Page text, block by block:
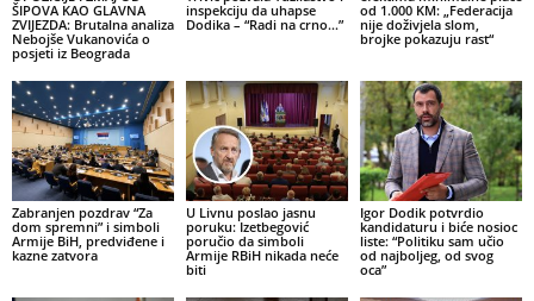
ŠIPOVA KAO GLAVNA
ZVIJEZDA: Brutalna analiza
Nebojše Vukanovića o
posjeti iz Beograda
inspekciju da uhapse
Dodika – “Radi na crno…”
od 1.000 KM: „Federacija
nije doživjela slom,
brojke pokazuju rast“
Zabranjen pozdrav “Za
dom spremni” i simboli
Armije BiH, predviđene i
kazne zatvora
U Livnu poslao jasnu
poruku: Izetbegović
poručio da simboli
Armije RBiH nikada neće
biti
Igor Dodik potvrdio
kandidaturu i biće nosioc
liste: “Politiku sam učio
od najboljeg, od svog
oca”